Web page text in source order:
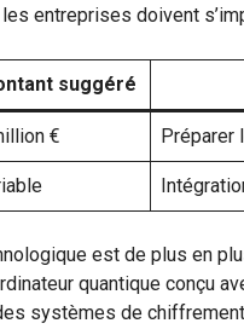
entreprises doivent
suggéré
€ Préparer
est de plus en
quantique conçu
systèmes de chiffrement,